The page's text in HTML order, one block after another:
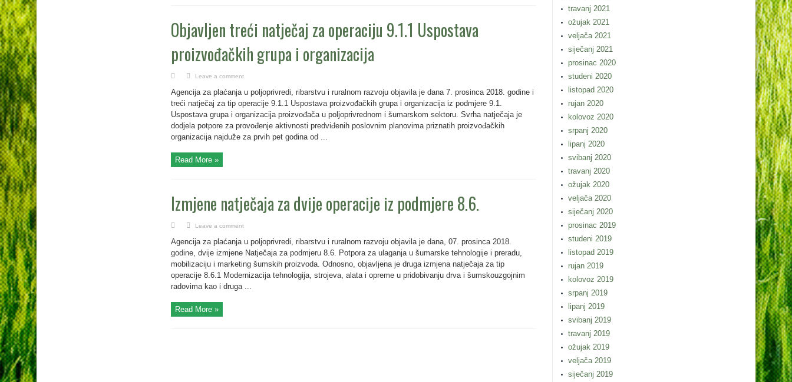
Objavljen treći natječaj za operaciju 9.1.1 Uspostava
proizvođačkih grupa i organizacija
Leave a comment
Agencija za plaćanja u poljoprivredi, ribarstvu i ruralnom razvoju objavila je dana 7. prosinca 2018. godine i
treći natječaj za tip operacije 9.1.1 Uspostava proizvođačkih grupa i organizacija iz podmjere 9.1.
Uspostava grupa i organizacija proizvođača u poljoprivrednom i šumarskom sektoru. Svrha natječaja je
dodjela potpore za provođenje aktivnosti predviđenih poslovnim planovima priznatih proizvođačkih
organizacija najduže za prvih pet godina od ...
Read More »
Izmjene natječaja za dvije operacije iz podmjere 8.6.
Leave a comment
Agencija za plaćanja u poljoprivredi, ribarstvu i ruralnom razvoju objavila je dana, 07. prosinca 2018.
godine, dvije izmjene Natječaja za podmjeru 8.6. Potpora za ulaganja u šumarske tehnologije i preradu,
mobilizaciju i marketing šumskih proizvoda. Odnosno, objavljena je druga izmjena natječaja za tip
operacije 8.6.1 Modernizacija tehnologija, strojeva, alata i opreme u pridobivanju drva i šumskouzgojnim
radovima kao i druga ...
Read More »
travanj 2021
ožujak 2021
veljača 2021
siječanj 2021
prosinac 2020
studeni 2020
listopad 2020
rujan 2020
kolovoz 2020
srpanj 2020
lipanj 2020
svibanj 2020
travanj 2020
ožujak 2020
veljača 2020
siječanj 2020
prosinac 2019
studeni 2019
listopad 2019
rujan 2019
kolovoz 2019
srpanj 2019
lipanj 2019
svibanj 2019
travanj 2019
ožujak 2019
veljača 2019
siječanj 2019